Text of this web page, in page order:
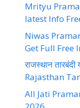
Mrityu
latest Info
Niwas
Get Full Free
राजस्थान
Rajasthan
All Jati